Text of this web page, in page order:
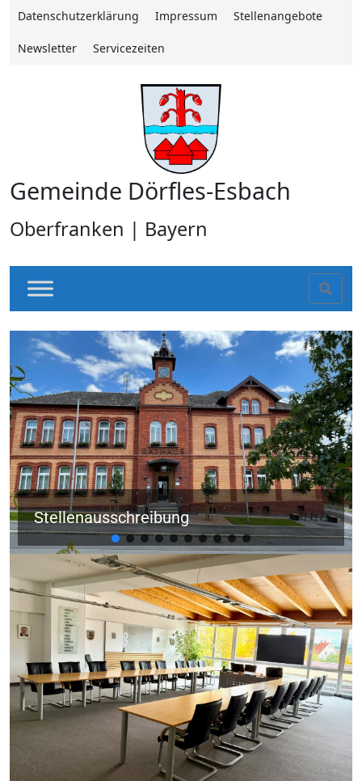
Datenschutzerklärung Impressum Stellenangebote
Newsletter Servicezeiten
Gemeinde Dörfles-Esbach
Oberfranken | Bayern
Stellenausschreibung